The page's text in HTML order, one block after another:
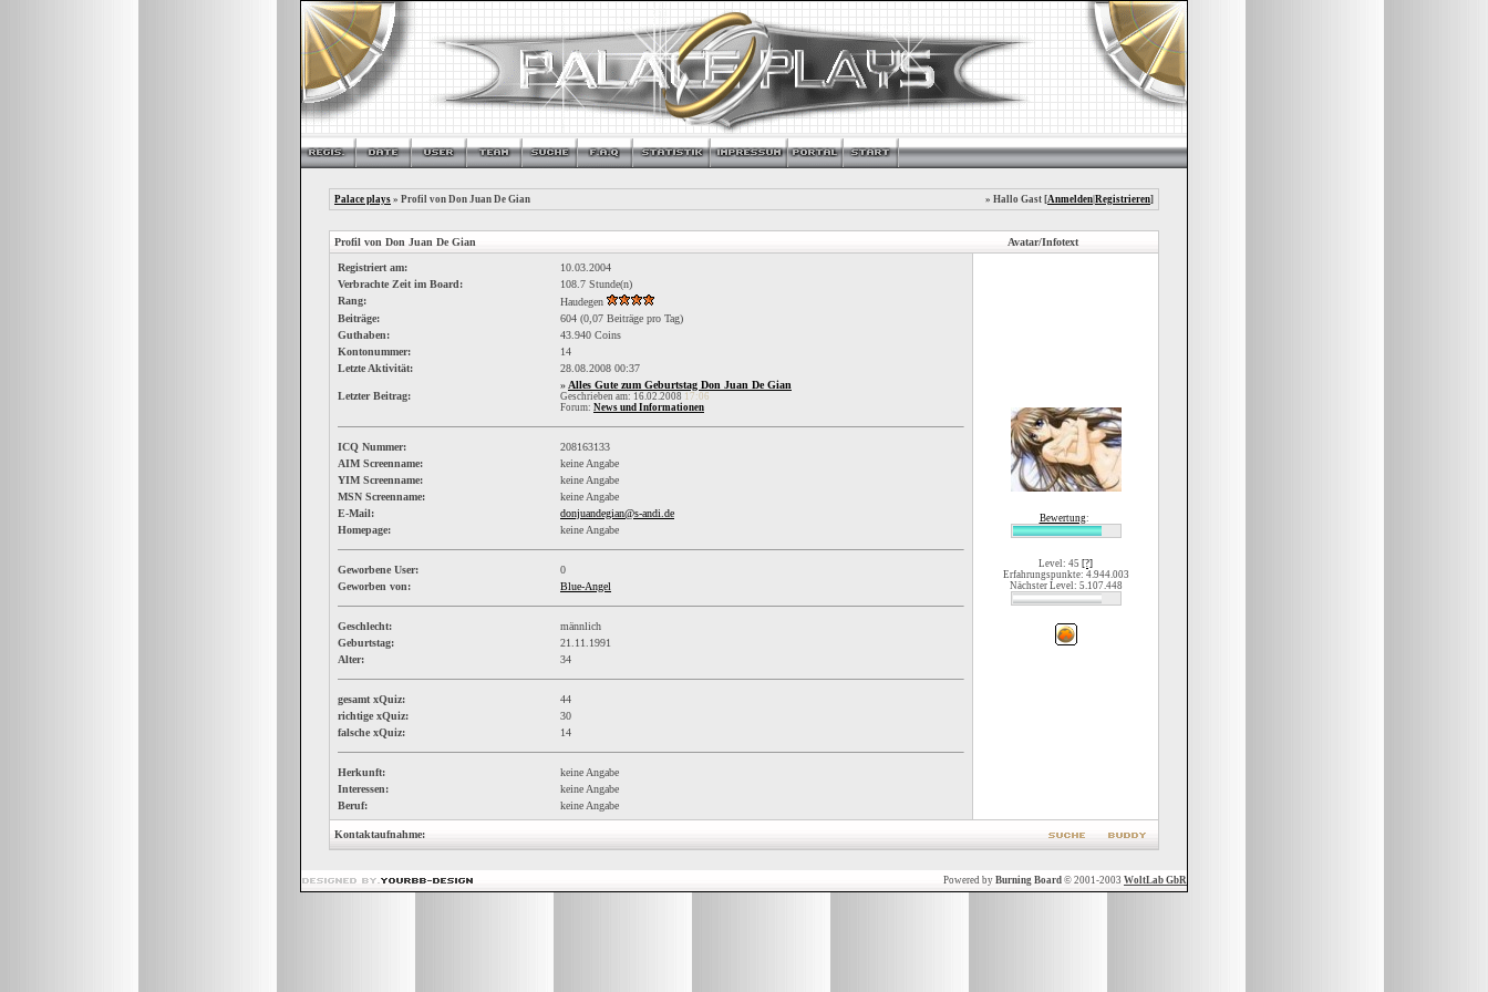
Palace plays » Profil von Don Juan De Gian » Hallo Gast [Anmelden Registrieren]
Profil von Don Juan De Gian Avatar/Infotext
Registriert am:
10.03.2004
Verbrachte Zeit im Board:
108.7 Stunde(n)
Rang:
Haudegen
Beiträge:
604 (0,07 Beiträge pro Tag)
Guthaben:
43.940 Coins
Kontonummer:
14
Letzte Aktivität:
28.08.2008 00:37
Letzter Beitrag:
» Alles Gute zum Geburtstag Don Juan De Gian
Geschrieben am: 16.02.2008 17:06
Forum: News und Informationen
ICQ Nummer:
208163133
AIM Screenname:
keine Angabe
YIM Screenname:
keine Angabe
MSN Screenname:
keine Angabe
E-Mail:
donjuandegian@s-andi.de
Homepage:
keine Angabe
Geworbene User:
0
Geworben von:
Blue-Angel
Geschlecht:
männlich
Geburtstag:
21.11.1991
Alter:
34
gesamt xQuiz:
44
richtige xQuiz:
30
falsche xQuiz:
14
Herkunft:
keine Angabe
Interessen:
keine Angabe
Beruf:
keine Angabe
Bewertung:
Level: 45 [?]
Erfahrungspunkte: 4.944.003
Nächster Level: 5.107.448
Kontaktaufnahme:
Powered by Burning Board © 2001-2003 WoltLab GbR